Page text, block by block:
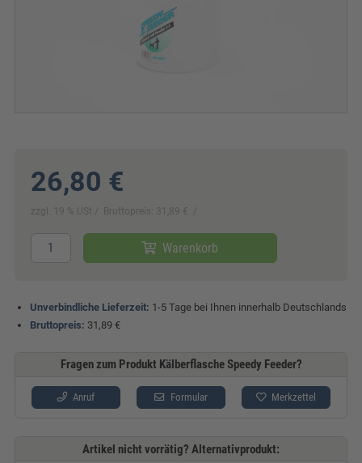
26,80 €
zzgl. 19 % USt Bruttopreis: 31,89 €
Warenkorb
Unverbindliche Lieferzeit: 1-5 Tage bei Ihnen innerhalb Deutschlands
Bruttopreis: 31,89 €
Fragen zum Produkt Kälberflasche Speedy Feeder?
Anruf Formular Merkzettel
Artikel nicht vorrätig? Alternativprodukt: